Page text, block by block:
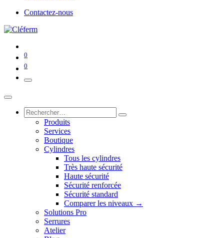
Contactez-nous
0
0
Produits
Services
Boutique
Cylindres
Tous les cylindres
Très haute sécurité
Haute sécurité
Sécurité renforcée
Sécurité standard
Comparer les niveaux →
Solutions Pro
Serrures
Atelier